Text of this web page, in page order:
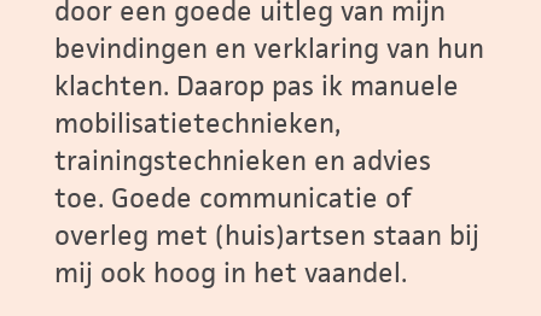
door een goede uitleg van mijn
bevindingen en verklaring van hun
klachten. Daarop pas ik manuele
mobilisatietechnieken,
trainingstechnieken en advies
toe. Goede communicatie of
overleg met (huis)artsen staan bij
mij ook hoog in het vaandel.